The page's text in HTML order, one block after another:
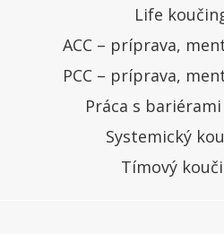
Life
ACC – príprava,
PCC – príprava,
Práca s
Systemický
Tímový